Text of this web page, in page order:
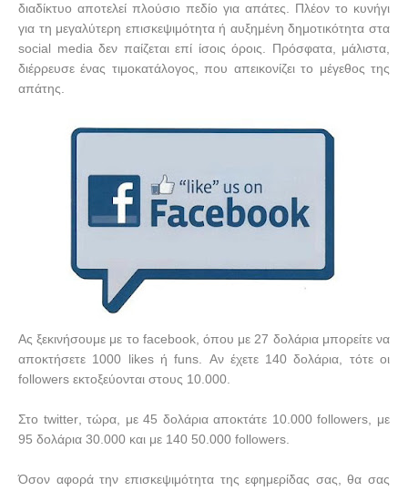
διαδίκτυο αποτελεί πλούσιο πεδίο για απάτες. Πλέον το κυνήγι
για τη μεγαλύτερη επισκεψιμότητα ή αυξημένη δημοτικότητα στα
social media δεν παίζεται επί ίσοις όροις. Πρόσφατα, μάλιστα,
διέρρευσε ένας τιμοκατάλογος, που απεικονίζει το μέγεθος της
απάτης.
Ας ξεκινήσουμε με το facebook, όπου με 27 δολάρια μπορείτε να
αποκτήσετε 1000 likes ήfuns . Αν έχετε 140 δολάρια, τότε οι
followers εκτοξεύονται στους 10.000.
Στο twitter, τώρα, με 45 δολάρια αποκτάτε 10.000followers , με
95 δολάρια 30.000 και με 140 50.000 followers
Όσον αφορά την επισκεψιμότητα της εφημερίδας σας, θα σας